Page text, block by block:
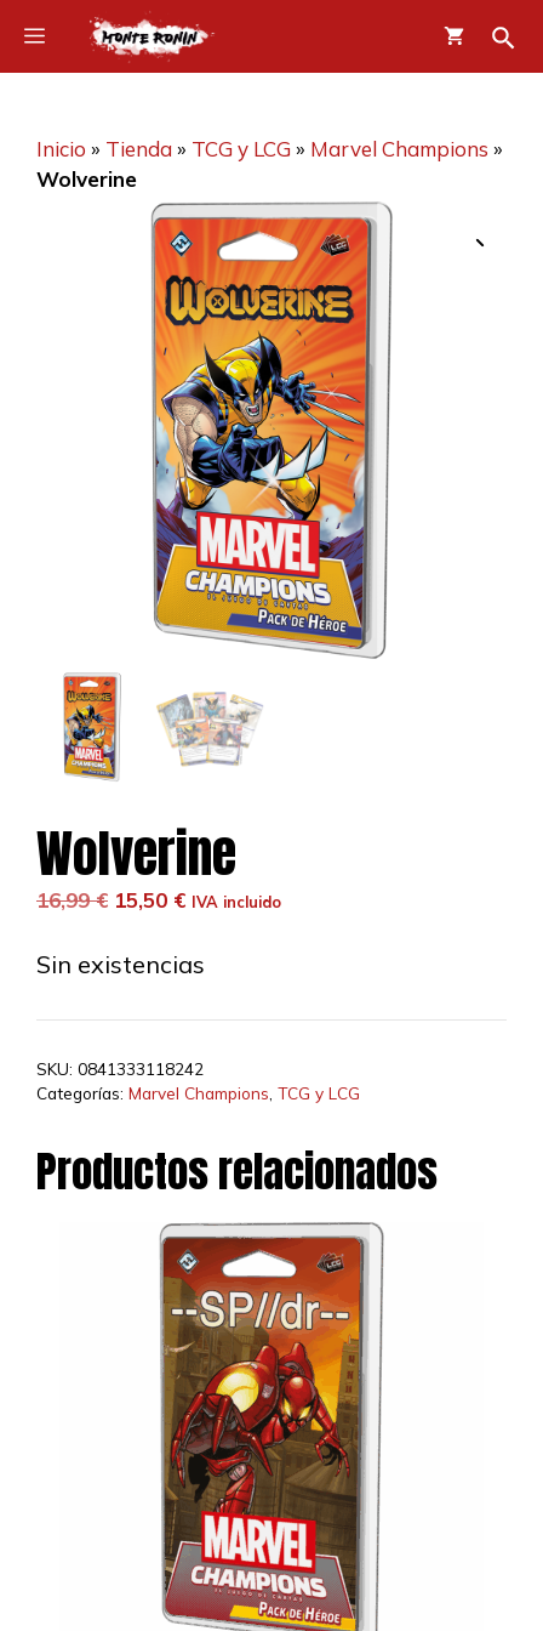
contenido
Menú
Inicio » Tienda» TCG y LCG » Marvel Champions »
Wolverine
Wolverine
16,99€ El
original
16,99 €.
15,50 €El
actual
15,50 €.
IVA incluido
Sin existencias
SKU: 0841333118242
Categorías: Marvel Champions TCG y LCG
Productos relacionados